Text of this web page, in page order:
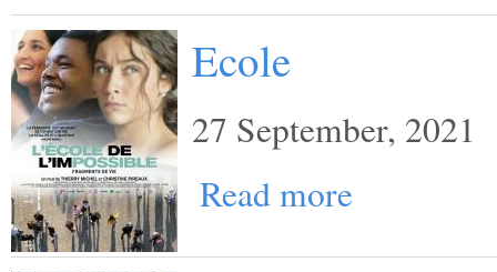
Ecole
27 September, 2021
Read more